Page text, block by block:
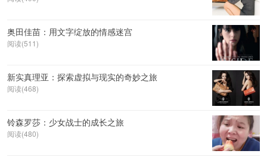
奥田佳苗：用文字绽放的情感迷宫
阅读(511)
新实真理亚：探索虚拟与现实的奇妙之旅
阅读(468)
铃森罗莎：少女战士的成长之旅
阅读(480)